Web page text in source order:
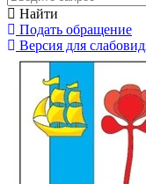
Найти
Подать обращение
Версия для